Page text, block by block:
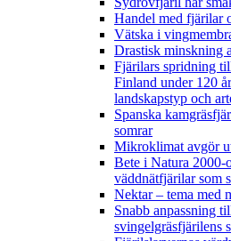
Handel med fjärilar
Vätska i
Drastisk minskning
Fjärilars spridning
Finland under 120
landskapstyp och
Spanska
somrar
Mikroklimat avgör
Bete i Natura 2000-
väddnätfjärilar som
Nektar – tema med
Snabb anpassning
svingelgräsfjärilens